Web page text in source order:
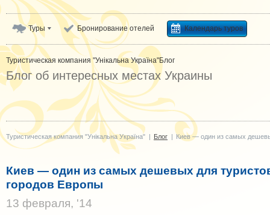
Туры Бронирование отелей Календарь туров
Туристическая компания "Унікальна Україна"Блог
Блог об интересных местах Украины
Туристическая компания "Унікальна Україна" | Блог | Киев — один из самых
Киев — один из самых дешевых для
городов Европы
13 февраля, '14